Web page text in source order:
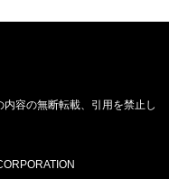
容の無断転載、引用を禁止し